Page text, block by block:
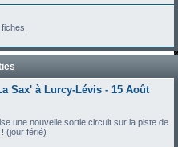
Sax' à Lurcy-Lévis - 15 Août
une nouvelle sortie circuit sur la piste de
(jour férié)